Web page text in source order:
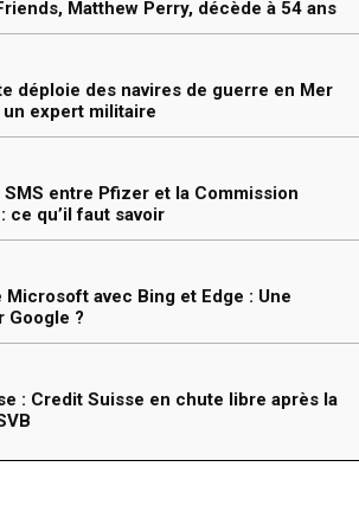
Matthew Perry, décède à 54 ans
déploie des navires de guerre en Mer
un expert militaire
SMS entre Pfizer et la Commission
ce qu’il faut savoir
Microsoft avec Bing et Edge : Une
Google ?
: Credit Suisse en chute libre après la